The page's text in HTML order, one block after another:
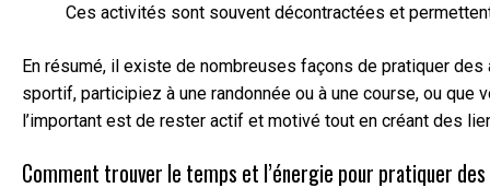
Ces activités sont souvent décontractées et
En résumé, il existe de nombreuses façons de pratiquer
sportif, participiez à une randonnée ou à une course, ou
l’important est de rester actif et motivé tout en créant des
Comment trouver le temps et l’énergie pour pratiquer